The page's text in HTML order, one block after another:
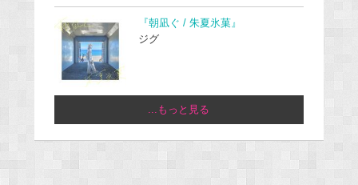
『朝凪ぐ / 朱夏氷菓』
ジグ
...もっと見る